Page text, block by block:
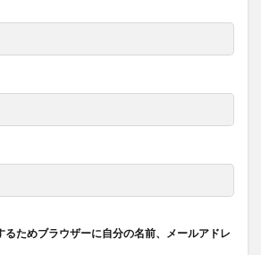
るためブラウザーに自分の名前、メールアドレ